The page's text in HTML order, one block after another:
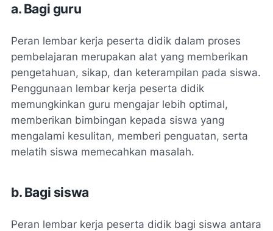
a. Bagi guru
Peran lembar kerja peserta didik dalam proses
pembelajaran merupakan alat yang memberikan
pengetahuan, sikap, dan keterampilan pada siswa.
Penggunaan lembar kerja peserta didik
memungkinkan guru mengajar lebih optimal,
memberikan bimbingan kepada siswa yang
mengalami kesulitan, memberi penguatan, serta
melatih siswa memecahkan masalah.
b. Bagi siswa
Peran lembar kerja peserta didik bagi siswa antara